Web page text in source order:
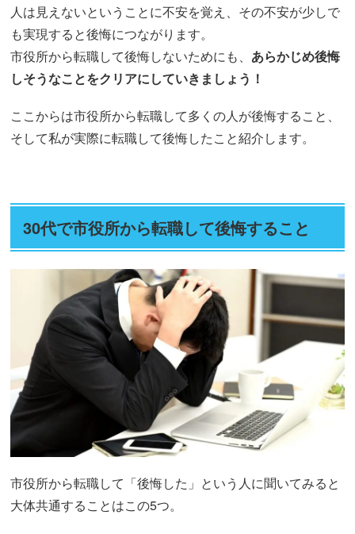
人は見えないということに不安を覚え、その不安が少しで
も実現すると後悔につながります。
市役所から転職して後悔しないためにも、 あらかじめ後悔
しそうなことをクリアにしていきましょう！
ここからは市役所から転職して多くの人が後悔すること、
そして私が実際に転職して後悔したこと紹介します。
30代で市役所から転職して後悔すること
市役所から転職して「後悔した」という人に聞いてみると
大体共通することはこの5つ。